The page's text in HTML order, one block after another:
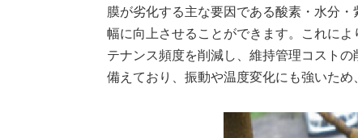
膜が劣化する主な要因である酸素・水分
幅に向上させることができます。これに
テナンス頻度を削減し、維持管理コスト
備えており、振動や温度変化にも強いため